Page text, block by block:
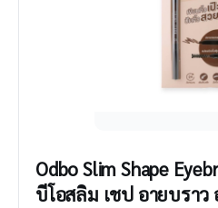
Odbo Slim Shape
บีโอสลิม เชป อายบราว